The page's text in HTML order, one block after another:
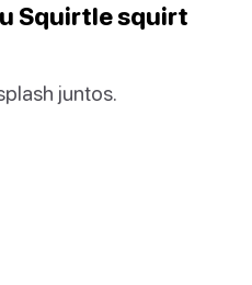
Squirtle squirt
juntos.